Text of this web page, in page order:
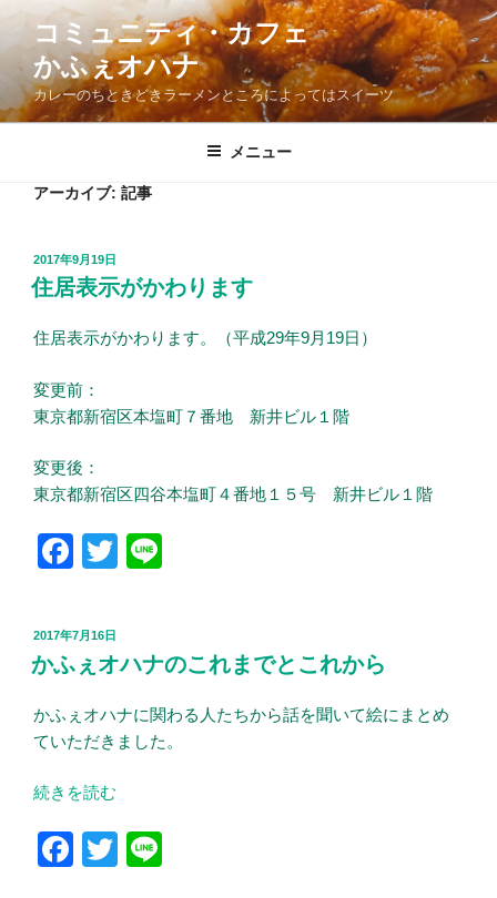
コ
ツ
コミュニティ・カフェ
かふぇオハナ
カレーのちときどきラーメンところによってはスイーツ
メニュー
アーカイブ: 記事
投
稿
日:
2017年9月19日
住居表示がかわります
住居表示がかわります。（平成29年9月19日）
変更前：
東京都新宿区本塩町７番地 新井ビル１階
変更後：
東京都新宿区四谷本塩町４番地１５号 新井ビル１階
F
c
e
o
k
T
er
投
稿
日:
2017年7月16日
かふぇオハナのこれまでとこれから
かふぇオハナに関わる人たちから話を聞いて絵にまとめ
ていただきました。
“か
ぇ
オ
続きを読む
F
T